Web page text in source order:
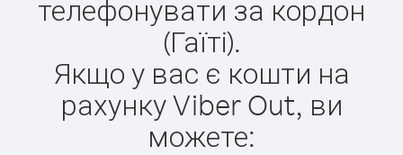
телефонувати за кордон
(Гаїті).
Якщо у вас є кошти на
рахунку Viber Out, ви
можете: